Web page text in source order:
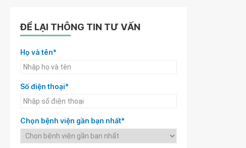
ĐỂ LẠI THÔNG TIN TƯ VẤN
Họ và tên*
Số điện thoại*
Chọn bệnh viện gần bạn nhất*